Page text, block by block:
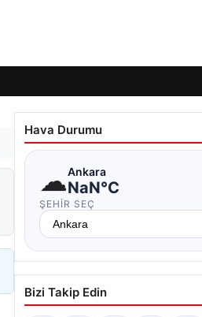
Hava Durumu
☁Ankara
NaN°C
ŞEHIR SEÇ
Bizi Takip Edin